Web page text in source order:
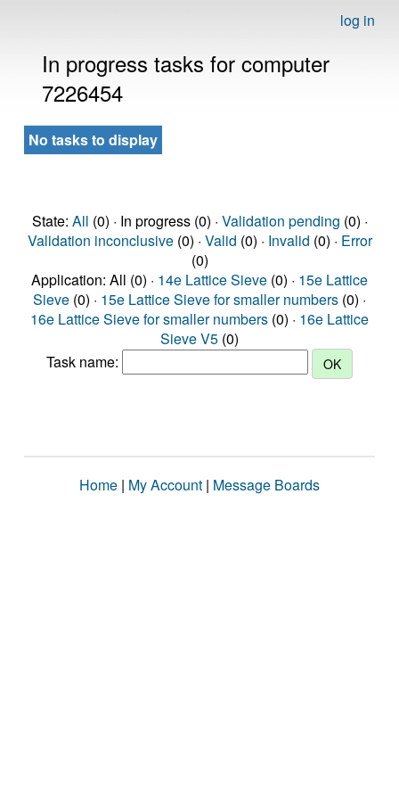
log in
In progress tasks for computer
7226454
No tasks to display
State: All (0) · In progress (0) · Validation pending (0) ·
Validation inconclusive(0) · Valid (0) · Invalid (0) · Error
(0)
Application: All (0) · 14e Lattice Sieve (0) · 15e Lattice
Sieve (0) · 15e Lattice Sieve for smaller numbers (0) ·
16e Lattice Sieve for smaller numbers (0) · 16e Lattice
Sieve V5 (0)
Task name:
Home | My Account | Message Boards